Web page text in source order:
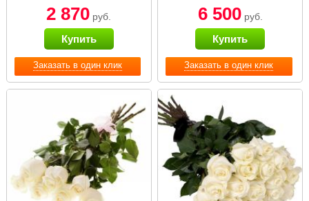
Заказать в один клик
2 870 руб.
Купить
Заказать в один клик
6 500руб.
Купить